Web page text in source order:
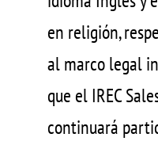
en religión,
al marco legal
que el IREC
continuará